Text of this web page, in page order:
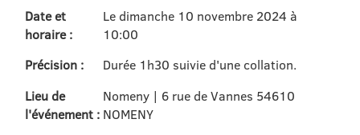
Date et
horaire :
Le dimanche 10 novembre 2024 à
10:00
Précision :
Durée 1h30 suivie d'une collation.
Lieu de
l'événement :
Nomeny | 6 rue de Vannes 54610
NOMENY